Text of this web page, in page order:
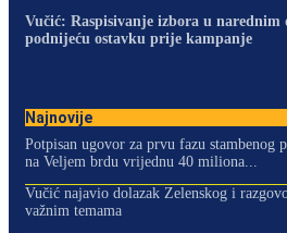
Vučić: Raspisivanje izbora u
podnijeću ostavku prije kampanje
Najnovije
Potpisan ugovor za prvu fazu stambenog
na Veljem brdu vrijednu 40 miliona...
Vučić najavio dolazak Zelenskog i
važnim temama